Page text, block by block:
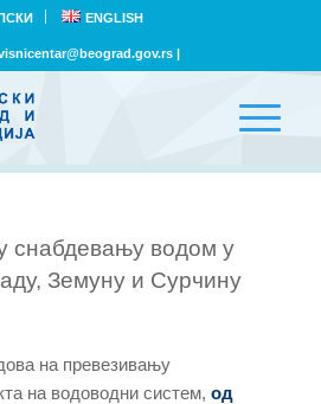
ENGLISH
|
снабдевању водом у
Земуну и Сурчину
на превезивању
на водоводни систем, од